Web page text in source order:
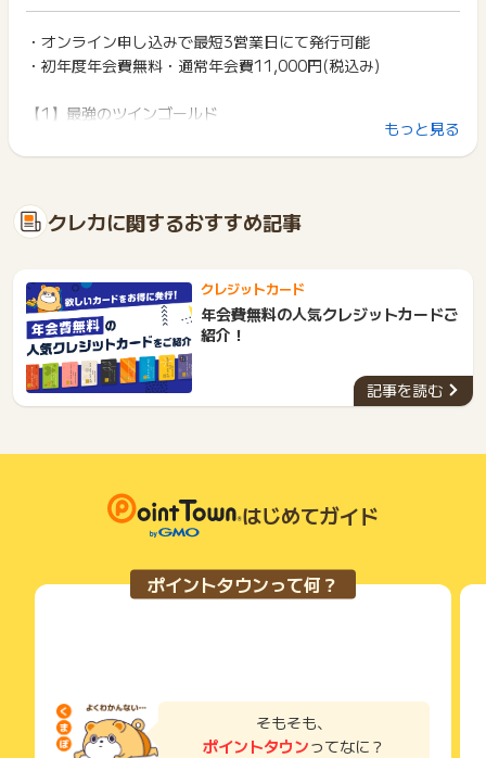
《問い合わせ情報》
【受付番号】
※上記以外の個人情報送付不可
ポイントタウンのサポート
までお問い合わせください。ポイントについて、広告主に直接
イント獲得ができません。
2回以上同じお買い物・サービスをご利用される場合は、毎回
ポイントタウンに戻り、「 カード発行でポイントGET 」ボタ
下記の事項に該当する場合、広告主側で対象外とみなし、「獲
・他のポイントサイトや比較サイト、検索サイトなどを経由し
て一度でも同サービス・お買い物を利用されたことがある場合
サービス・お買い物利用時にお電話など2つ以上の申し込み方
法がある場合、必ずサイト上のWEBフォームからお申し込みく
ださい。
各サービス・お買い物に掲載されている獲得条件を必ずよくお
読みください。
了などのメールは、ポイント獲得するまで必ず保管してくださ
獲得待ち・獲得失敗の状態でお問い合わせされる際に、該当の
メールを送っていただく場合がございます。
そのため、紛失・破棄された場合は対応いたしかねますので、
(※) SafariやChromeなどwebサイトを表示するアプリのこと
ポイント獲得が1ポイント未満のものは切り捨てとなり、ポイ
ント履歴には記載されません。
原則として広告主側のポイント等を利用して支払われた金額分
につきましては、ポイントタウンのポイント獲得の対象には含
広告主が運営しているサービスの都合もしくは会員様の都合で
商品の交換や一部でもキャンセルされた場合、ポイントが無効
になる可能性もございます。
ン期間が予告なしに変更される場合がございますが、ご利用さ
れた時点の条件が適用されます。
条件を達成しているかどうかは各広告主ではなく、代理店が行
ません。
そのため、ポイントタウンのポイントに関するお問い合わせを
広告主様に直接行わないようお願いいたします。
掲載中のプログラムの掲載終了日はあくまで予定となってお
り、急遽終了となる場合がございます。
広告に遷移しない場合は掲載が終了となっておりポイントが獲
得できませんので、ご注意くださいませ。
・オンライン申し込みで最短3営業日にて発行可能
・初年度年会費無料・通常年会費11,000円(税込み)
【1】最強のツインゴールド
ゴールドカードセゾンと二枚セットで利用することで、永久不
滅ポイントはより大きく貯まり、ショッピングも旅行もいっそ
年会費は2枚セットで13,200円(税込み)とお得
永久不滅ポイントは1カ月のショッピングご利用総額1,000円
(税込)ごとに1ポイント貯まります。
永久不滅ポイントの為、ポイントの有効期限はなし！
※一部ポイント対象外および還元率が異なるサービス・加盟店が
ございます。
貯まったポイントも使いやすい
ぜひこの機会にご入会ください!!
※成果対象は「Masterブランドのみ」となります。お申し込み
フォームでMasterブランドを選択してください。
もっと見る
クレカに関するおすすめ記事
クレジットカード
年会費無料の人気クレジットカードご
紹介！
記事を読む
はじめてガイド
ポイントタウンって何？
そもそも、
ポイントタウンってなに？